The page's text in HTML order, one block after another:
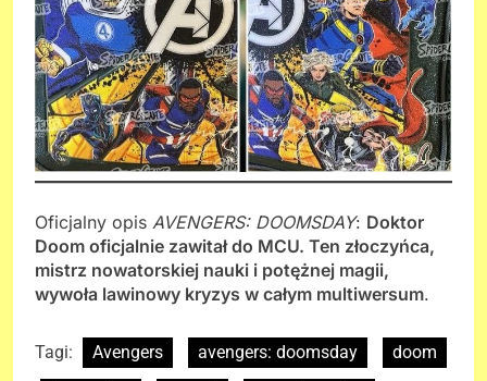
Oficjalny opis AVENGERS: DOOMSDAY: Doktor
Doom oficjalnie zawitał do MCU. Ten złoczyńca,
mistrz nowatorskiej nauki i potężnej magii,
wywoła lawinowy kryzys w całym multiwersum.
Tagi: Avengers avengers: doomsday
doom